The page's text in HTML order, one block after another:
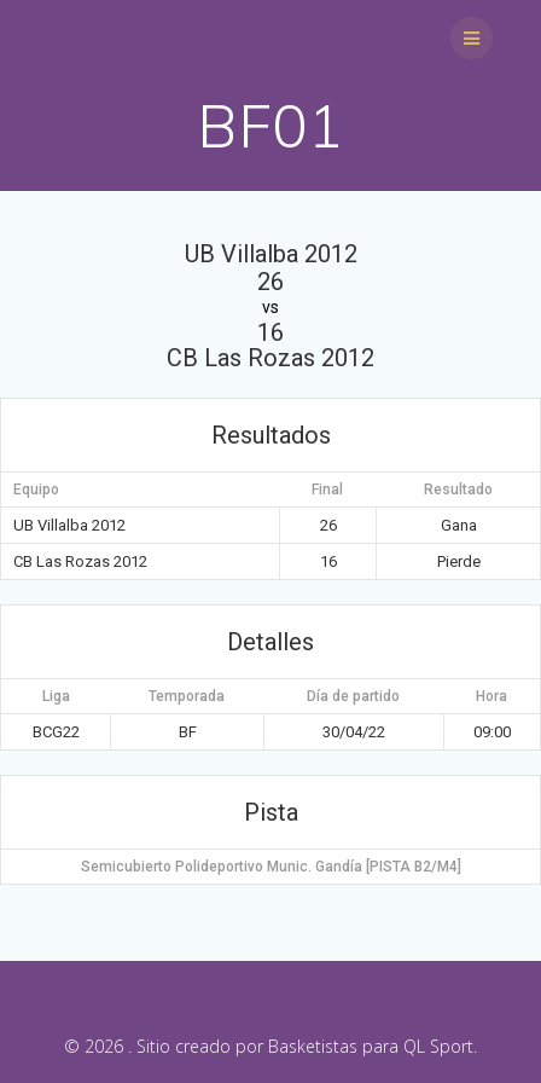
BF01
UB Villalba 2012
26
vs
16
CB Las Rozas 2012
Resultados
Equipo Final Resultado
UB Villalba 2012 26
Gana
CB Las Rozas 2012
16 Pierde
Detalles
Liga Temporada Día de partido Hora
BCG22 BF 30/04/22 09:00
Pista
Semicubierto Polideportivo Munic. Gandía [PISTA B2/M4]
© 2026 . Sitio creado por Basketistas para QL Sport.